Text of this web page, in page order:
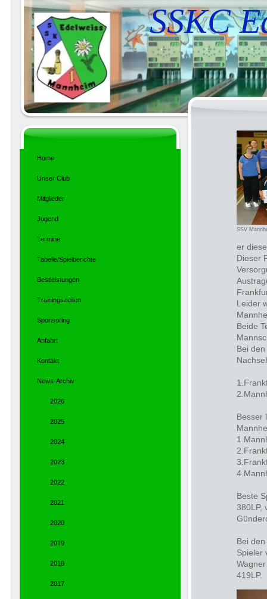
SSKC
SSV
er
Dieser
Leider
Beide
Bei
Besser
Beste
380LP,
Bei
Spieler
419LP.
Home
Unser Club
Mitglieder
Jugend
Termine
Tabelle/Spielberichte
Bestleistungen
Trainingszeiten
Sponsoring
Anfahrt
Kontakt
News-Archiv
2026
2025
2024
2023
2022
2021
2020
2019
2018
2017